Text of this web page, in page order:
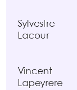
Sylvestre
Lacour
Vincent
Lapeyrere